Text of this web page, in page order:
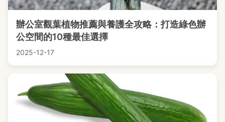
辦公室觀葉植物推薦與養護全攻略：打造綠色辦
公空間的10種最佳選擇
2025-12-17